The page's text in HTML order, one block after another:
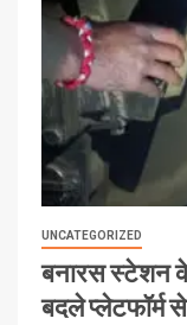
UNCATEGORIZED
बनारस स्टेशन
बदले प्लेटफॉर्म